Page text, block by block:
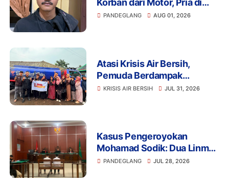
Korban dari Motor, Pria di
Pandeglang Diciduk Polisi
PANDEGLANG AUG 01, 2026
Atasi Krisis Air Bersih,
Pemuda Berdampak
Kerahkan 4 Tangki Air untuk
KRISIS AIR BERSIH JUL 31, 2026
Kasus Pengeroyokan
Mohamad Sodik: Dua Linmas
Pandeglang Diganjar 5 Bulan
PANDEGLANG JUL 28, 2026